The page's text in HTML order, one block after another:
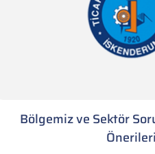
Bölgemiz ve Sektör
Önerileri